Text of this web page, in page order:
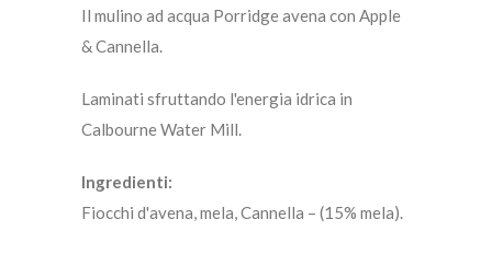
Il mulino ad acqua Porridge avena con Apple
& Cannella.
Laminati sfruttando l'energia idrica in
Calbourne Water Mill.
Ingredienti:
Fiocchi d'avena, mela, Cannella – (15% mela).